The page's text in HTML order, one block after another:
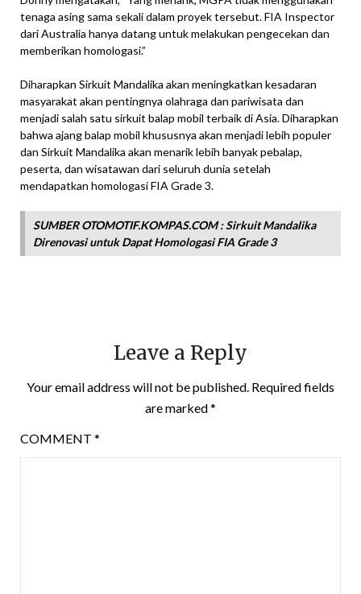
tenaga asing sama sekali dalam proyek tersebut. FIA Inspector
dari Australia hanya datang untuk melakukan pengecekan dan
memberikan homologasi.”
Diharapkan Sirkuit Mandalika akan meningkatkan kesadaran
masyarakat akan pentingnya olahraga dan pariwisata dan
menjadi salah satu sirkuit balap mobil terbaik di Asia. Diharapkan
bahwa ajang balap mobil khususnya akan menjadi lebih populer
dan Sirkuit Mandalika akan menarik lebih banyak pebalap,
peserta, dan wisatawan dari seluruh dunia setelah
mendapatkan homologasi FIA Grade 3.
SUMBER OTOMOTIF.KOMPAS.COM : Sirkuit Mandalika
Direnovasi untuk Dapat Homologasi FIA Grade 3
Leave a Reply
Your email address will not be published. Required fields
are marked*
COMMENT *